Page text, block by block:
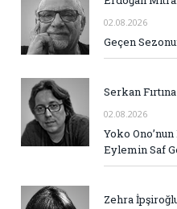
02.08.2026
Geçen
Serkan Fırtına
02.08.2026
Yoko
Eylemin Saf
Zehra